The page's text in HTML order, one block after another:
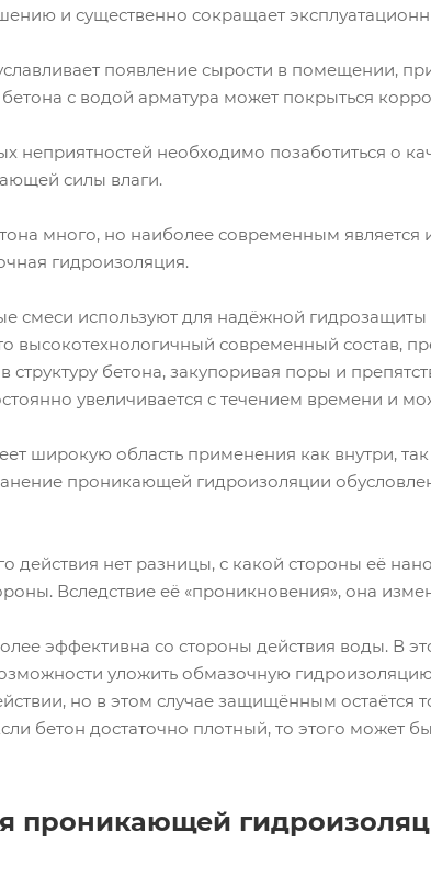
и существенно сокращает
появление сырости в помещении,
с водой арматура может покрыться
неприятностей необходимо позаботиться о
силы влаги.
много, но наиболее современным является
гидроизоляция.
смеси используют для надёжной
высокотехнологичный современный состав,
структуру бетона, закупоривая поры и
увеличивается с течением времени и
широкую область применения как внутри,
проникающей гидроизоляции
нет разницы, с какой стороны её
Вследствие её «проникновения», она
эффективна со стороны действия воды. В
уложить обмазочную
но в этом случае защищённым остаётся
бетон достаточно плотный, то этого может
проникающей